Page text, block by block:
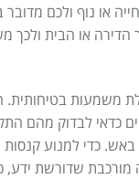
או נוף ולכם מדובר
או הבית ולכך
משמעות בטיחותית.
כדאי לבדוק מהם
כדי למנוע
שדורשת ידע,